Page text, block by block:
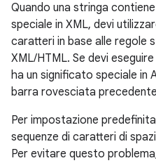
Quando una stringa
speciale in XML, devi
caratteri in base alle regole
XML/HTML. Se devi
ha un significato speciale in
barra rovesciata
Per impostazione
sequenze di caratteri di
Per evitare questo